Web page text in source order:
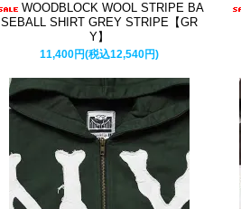
WOODBLOCK WOOL STRIPE BA
SEBALL SHIRT GREY STRIPE【GR
Y】
11,400円(税込12,540円)